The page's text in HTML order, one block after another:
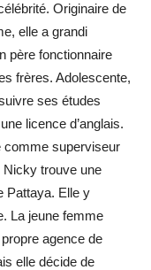
Originaire de
elle a grandi
père fonctionnaire
frères. Adolescente,
ses études
licence d’anglais.
comme superviseur
trouve une
Pattaya. Elle y
La jeune femme
agence de
elle décide de